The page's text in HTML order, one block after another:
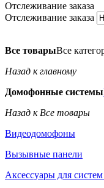
Отслеживание заказа
Отслеживание заказа
Все товарыВсе
Назад к главному
Домофонные системы
Назад к Все товары
Видеодомофоны
Вызывные панели
Аксессуары для